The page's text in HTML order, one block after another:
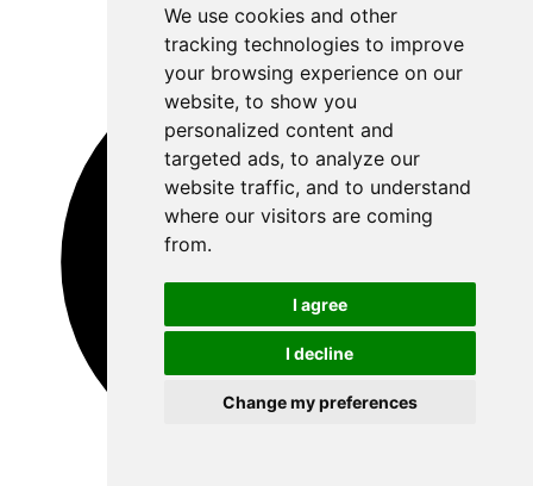
We use cookies and other
tracking technologies to improve
your browsing experience on our
website, to show you
personalized content and
targeted ads, to analyze our
website traffic, and to understand
where our visitors are coming
from.
I agree
I decline
Change my preferences